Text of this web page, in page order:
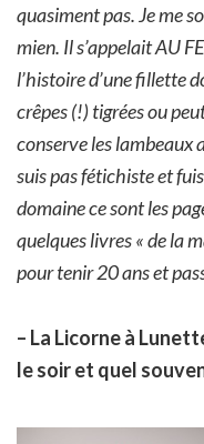
quasiment pas. Je me
mien. Il s’appelait AU
l’histoire d’une fillette
crêpes (!) tigrées ou
conserve les lambeaux
suis pas fétichiste et
domaine ce sont les
quelques livres « de la
pour tenir 20 ans et
– La Licorne à
le soir et quel